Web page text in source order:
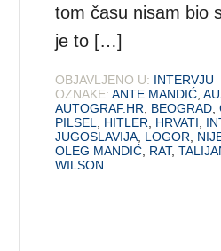
tom času nisam bio
je to […]
OBJAVLJENO U: INTERVJU
OZNAKE: ANTE MANDIĆ,
AUTOGRAF.HR, BEOGRAD,
PILSEL, HITLER, HRVATI,
JUGOSLAVIJA, LOGOR,
OLEG MANDIĆ, RAT,
WILSON